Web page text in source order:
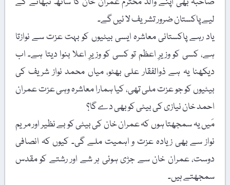
لیے پاکستان ضرور تشریف لا ئیں گے۔
یاد رہے پاکستانی معاشرہ ایسی بیٹیوں کو بہت عزت سے نوازتا
ہے، کسی کو وزیرِ اعظم تو کسی کو وزیرِ اعلا بنوا دیتا ہے۔ اب
دیکھنا یہ ہے ذوالفقار علی بھٹو، میاں محمد نواز شریف کی
بیٹیوں کو جو عزت ملی تھی، کیا ہمارا معاشرہ وہی عزت عمران
احمد خان نیازی کی بیٹی کو بھی دے گا؟
مَیں یہ سمجھتا ہوں کہ عمران خان کی بیٹی کو بے نظیر اور مریم
نواز سے بھی زیادہ عزت و اہمیت ملے گی۔ کیوں کہ انصافی
دوست، عمران خان سے جڑی ہوئی ہر شے اور رشتے کو مقدس
سمجھتے ہیں۔